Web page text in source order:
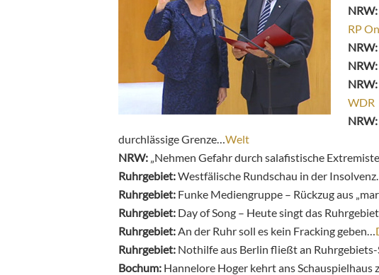
NRW:
RP
NRW:
NRW:
NRW:
WDR
NRW:
durchlässige Grenze… Welt
NRW: „Nehmen Gefahr durch salafistische
Ruhrgebiet:Westfälische Rundschau in der Insolvenz…
Ruhrgebiet: Funke Mediengruppe – Rückzug aus
Ruhrgebiet: Day of Song – Heute singt das
Ruhrgebiet: An der Ruhr soll es kein Fracking geben…
Ruhrgebiet: Nothilfe aus Berlin fließt an Ruhrgebiets-
Bochum: Hannelore Hoger kehrt ans Schauspielhaus